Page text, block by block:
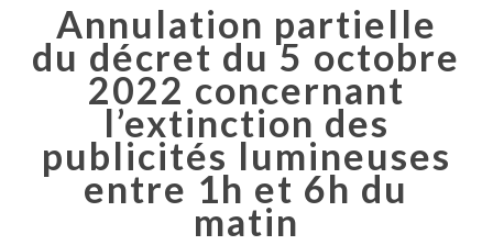
Annulation partielle
du décret du 5 octobre
2022 concernant
l’extinction des
publicités lumineuses
entre 1h et 6h du
matin